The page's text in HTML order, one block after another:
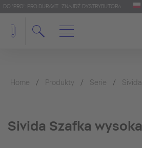
DO 'PRO': PRO.DURAVIT ZNAJDŹ DYSTRYBUTORA
Home Produkty Serie Sivida
Sivida Szafka wysoka